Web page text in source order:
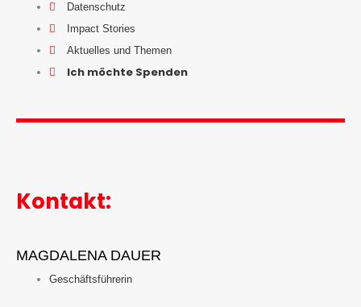
Datenschutz
Impact Stories
Aktuelles und Themen
Ich möchte Spenden
Kontakt:
MAGDALENA DAUER
Geschäftsführerin